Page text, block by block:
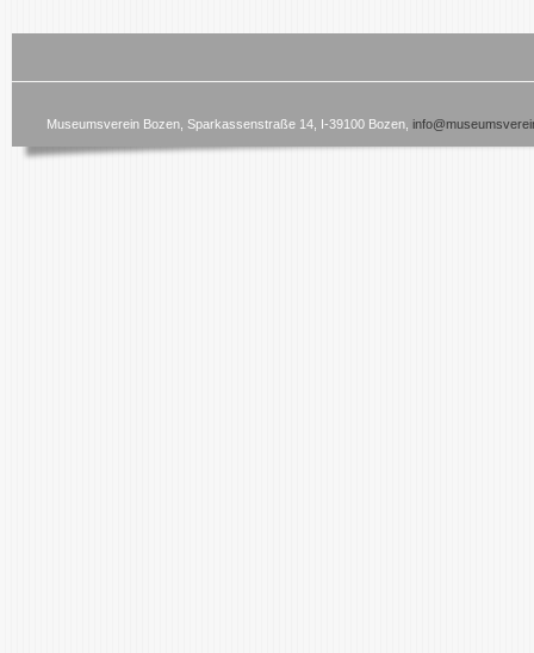
Museumsverein Bozen, Sparkassenstraße 14, I-39100 Bozen,